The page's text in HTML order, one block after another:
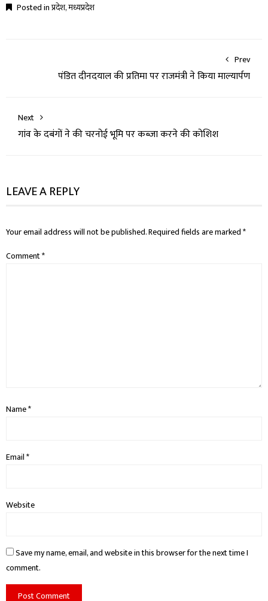
Posted inप्रदेश,मध्यप्रदेश
Prev
पंडित दीनदयाल की प्रतिमा पर राजमंत्री ने किया माल्यार्पण
Next
गांव के दबंगों ने की चरनोई भूमि पर कब्जा करने की कोशिश
LEAVE A REPLY
Your email address will not be published.Required fields are marked*
Comment*
Name*
Email*
Website
Save my name, email, and website in this browser for the next time I
comment.